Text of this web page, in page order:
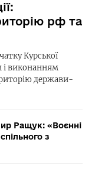
рф та
Курської
і виконанням
держави-
Ращук: «Воєнні
з